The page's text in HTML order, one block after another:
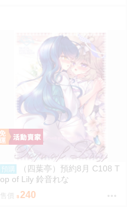
預購
（四葉亭）預約8月 C108 T
op of Lily 鈴音れな
售價 240